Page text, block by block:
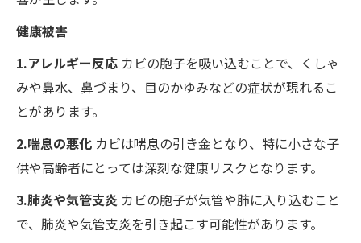
健康被害
1.アレルギー反応 カビの胞子を吸い込むことで、くしゃ
みや鼻水、鼻づまり、目のかゆみなどの症状が現れるこ
とがあります。
2.喘息の悪化 カビは喘息の引き金となり、特に小さな子
供や高齢者にとっては深刻な健康リスクとなります。
3.肺炎や気管支炎 カビの胞子が気管や肺に入り込むこと
で、肺炎や気管支炎を引き起こす可能性があります。